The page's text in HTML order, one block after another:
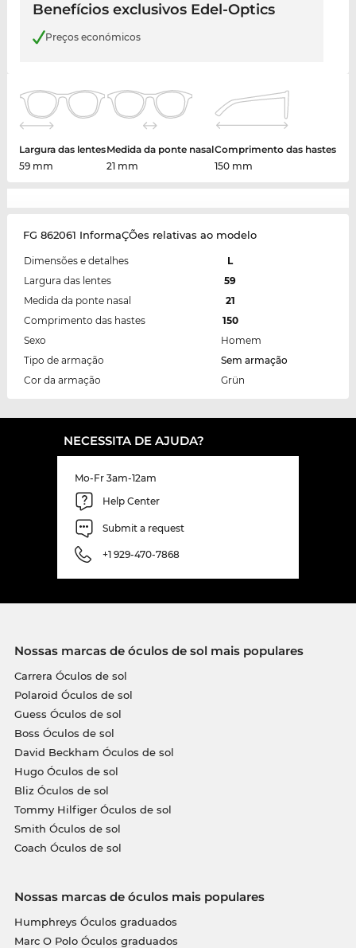
Benefícios exclusivos Edel-Optics
Preços económicos
Largura das lentes
59 mm
Medida da ponte nasal
21 mm
Comprimento das hastes
150 mm
FG 862061 InformaÇÕes relativas ao modelo
Dimensões e detalhes
L
Largura das lentes
59
Medida da ponte nasal
21
Comprimento das hastes
150
Sexo
Homem
Tipo de armação
Sem armação
Cor da armação
Grün
NECESSITA DE AJUDA?
Mo-Fr 3am-12am
Help Center
Submit a request
+1 929-470-7868
Nossas marcas de óculos de sol mais populares
Carrera Óculos de sol
Polaroid Óculos de sol
Guess Óculos de sol
Boss Óculos de sol
David Beckham Óculos de sol
Hugo Óculos de sol
Bliz Óculos de sol
Tommy Hilfiger Óculos de sol
Smith Óculos de sol
Coach Óculos de sol
Nossas marcas de óculos mais populares
Humphreys Óculos graduados
Marc O Polo Óculos graduados